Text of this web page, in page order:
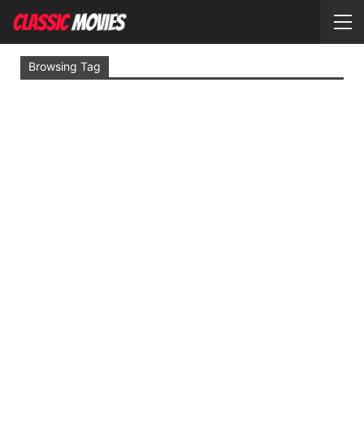
Browsing Tag